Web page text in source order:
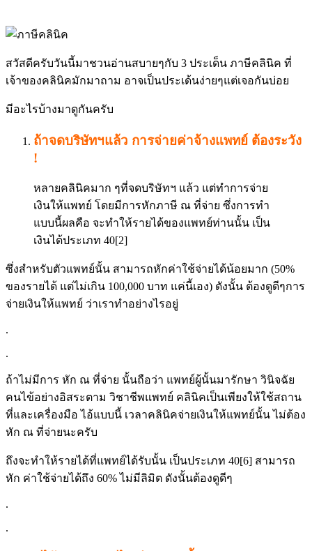
สวัสดีครับวันนี้มาชวนอ่านสบายๆกับ 3 ประเด็น ภาษีคลินิค ที่
เจ้าของคลินิคมักมาถาม อาจเป็นประเด้นง่ายๆแต่เจอกันบ่อย
มีอะไรบ้างมาดูกันครับ
ถ้าจดบริษัทฯแล้ว การจ่ายค่าจ้างแพทย์ ต้องระวัง
!
หลายคลินิคมาก ๆที่จดบริษัทฯ แล้ว แต่ทำการจ่าย
เงินให้แพทย์ โดยมีการหักภาษี ณ ที่จ่าย ซึ่งการทำ
แบบนี้ผลคือ จะทำให้รายได้ของแพทย์ท่านนั้น เป็น
เงินได้ประเภท 40[2]
ซึ่งสำหรับตัวแพทย์นั้น สามารถหักค่าใช้จ่ายได้น้อยมาก (50%
ของรายได้ แต่ไม่เกิน 100,000 บาท แค่นี้เอง) ดังนั้น ต้องดูดีๆการ
จ่ายเงินให้แพทย์ ว่าเราทำอย่างไรอยู่
.
.
ถ้าไม่มีการ หัก ณ ที่จ่าย นั้นถือว่า แพทย์ผู้นั้นมารักษา วินิจฉัย
คนไข้อย่างอิสระตาม วิชาชีพแพทย์ คลินิคเป็นเพียงให้ใช้สถาน
ที่และเครื่องมือ ไอ้แบบนี้ เวลาคลินิคจ่ายเงินให้แพทย์นั้น ไม่ต้อง
หัก ณ ที่จ่ายนะครับ
ถึงจะทำให้รายได้ที่แพทย์ได้รับนั้น เป็นประเภท 40[6] สามารถ
หัก ค่าใช้จ่ายได้ถึง 60% ไม่มีลิมิต ดังนั้นต้องดูดีๆ
.
.